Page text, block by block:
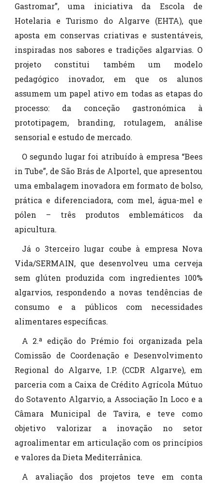
Gastromar”, uma iniciativa da Escola de
Hotelaria e Turismo do Algarve (EHTA), que
aposta em conservas criativas e sustentáveis,
inspiradas nos sabores e tradições algarvias. O
projeto constitui também um modelo
pedagógico inovador, em que os alunos
assumem um papel ativo em todas as etapas do
processo: da conceção gastronómica à
prototipagem, branding, rotulagem, análise
sensorial e estudo de mercado.
O segundo lugar foi atribuído à empresa “Bees
in Tube”, de São Brás de Alportel, que apresentou
uma embalagem inovadora em formato de bolso,
prática e diferenciadora, com mel, água-mel e
pólen – três produtos emblemáticos da
apicultura.
Já o 3terceiro lugar coube à empresa Nova
Vida/SERMAIN, que desenvolveu uma cerveja
sem glúten produzida com ingredientes 100%
algarvios, respondendo a novas tendências de
consumo e a públicos com necessidades
alimentares específicas.
A 2.ª edição do Prémio foi organizada pela
Comissão de Coordenação e Desenvolvimento
Regional do Algarve, I.P. (CCDR Algarve), em
parceria com a Caixa de Crédito Agrícola Mútuo
do Sotavento Algarvio, a Associação In Loco e a
Câmara Municipal de Tavira, e teve como
objetivo valorizar a inovação no setor
agroalimentar em articulação com os princípios
e valores da Dieta Mediterrânica.
A avaliação dos projetos teve em conta